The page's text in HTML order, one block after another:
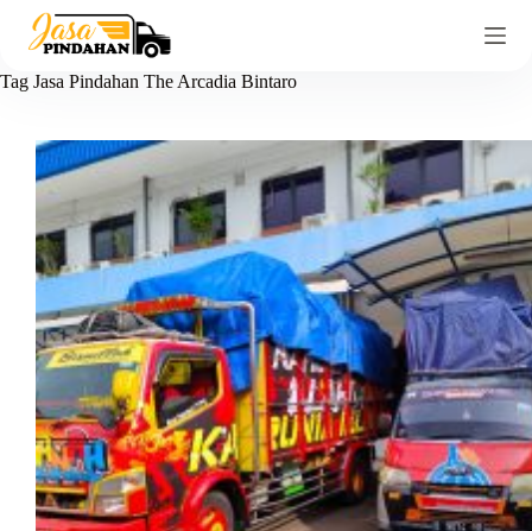
Tag Jasa Pindahan The Arcadia Bintaro